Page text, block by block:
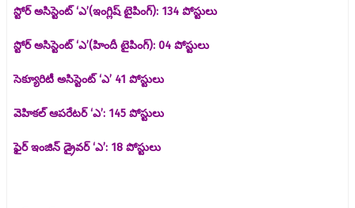
స్టోర్ అసిస్టెంట్ ‘ఎ’(ఇంగ్లిష్ టైపింగ్): 134 పోస్టులు
స్టోర్ అసిస్టెంట్ ‘ఎ’(హిందీ టైపింగ్): 04 పోస్టులు
సెక్యూరిటీ అసిస్టెంట్ ‘ఎ’ 41 పోస్టులు
వెహికల్ ఆపరేటర్ ‘ఎ’: 145 పోస్టులు
ఫైర్ ఇంజిన్ డ్రైవర్ ‘ఎ’: 18 పోస్టులు